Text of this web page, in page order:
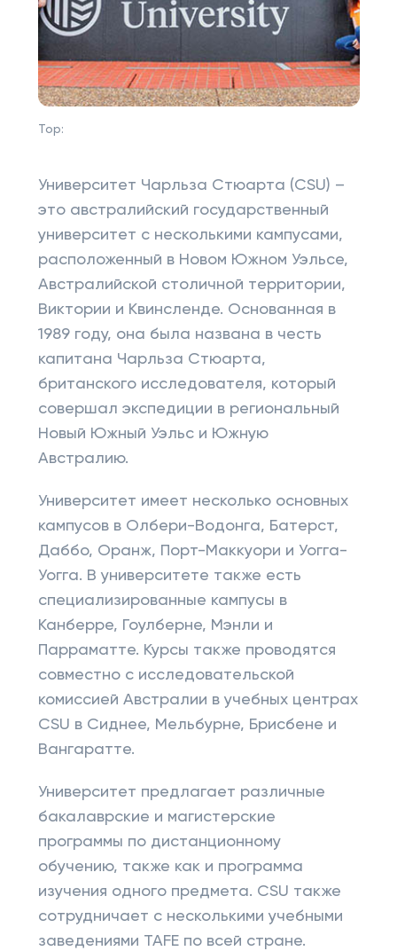
Top:
Университет Чарльза Стюарта (CSU) –
это австралийский государственный
университет с несколькими кампусами,
расположенный в Новом Южном Уэльсе,
Австралийской столичной территории,
Виктории и Квинсленде. Основанная в
1989 году, она была названа в честь
капитана Чарльза Стюарта,
британского исследователя, который
совершал экспедиции в региональный
Новый Южный Уэльс и Южную
Австралию.
Университет имеет несколько основных
кампусов в Олбери-Водонга, Батерст,
Даббо, Оранж, Порт-Маккуори и Уогга-
Уогга. В университете также есть
специализированные кампусы в
Канберре, Гоулберне, Мэнли и
Парраматте. Курсы также проводятся
совместно с исследовательской
комиссией Австралии в учебных центрах
CSU в Сиднее, Мельбурне, Брисбене и
Вангаратте.
Университет предлагает различные
бакалаврские и магистерские
программы по дистанционному
обучению, также как и программа
изучения одного предмета. CSU также
сотрудничает с несколькими учебными
заведениями TAFE по всей стране.